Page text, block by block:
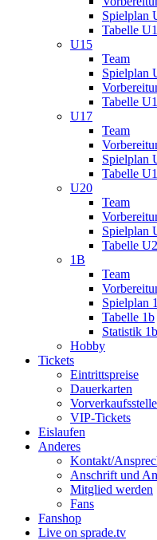
Spielplan
Tabelle
U15
Team
Spielplan
Tabelle
U17
Team
Spielplan
Tabelle
U20
Team
Spielplan
Tabelle
1B
Team
Spielplan
Tabelle 1b
Statistik 1b
Hobby
Tickets
Eintrittspreise
Dauerkarten
VIP-Tickets
Eislaufen
Anderes
Kontakt/
Anschrift und
Mitglied werden
Fans
Fanshop
Live on sprade.tv